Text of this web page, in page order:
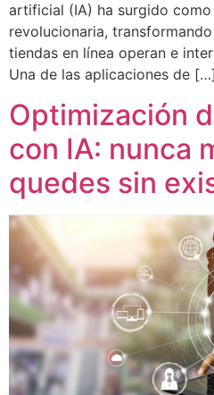
artificial (IA) ha surgido
revolucionaria,
tiendas en línea operan e
Una de las aplicaciones de […]
Optimización
con IA: nunca
quedes sin